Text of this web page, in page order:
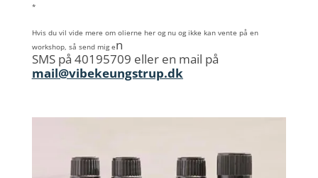
*
Hvis du vil vide mere om olierne her og nu og ikke kan vente på en
workshop, så send mig en
SMS på 40195709 eller en mail på
mail@vibekeungstrup.dk